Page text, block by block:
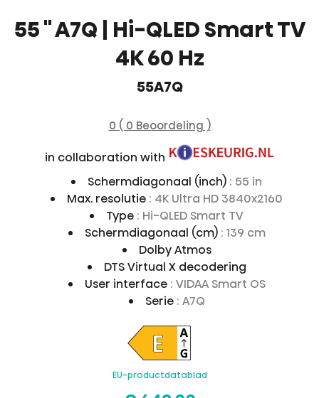
55 '' A7Q | Hi-QLED Smart TV
4K 60 Hz
55A7Q
0 ( 0 Beoordeling )
in collaboration with
Schermdiagonaal (inch) : 55 in
Max. resolutie : 4K Ultra HD 3840x2160
Type : Hi-QLED Smart TV
Schermdiagonaal (cm) : 139 cm
Dolby Atmos
DTS Virtual X decodering
User interface : VIDAA Smart OS
Serie : A7Q
EU-productdatablad